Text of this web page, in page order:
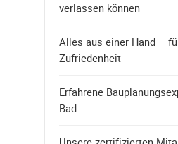
verlassen können
Alles aus einer Hand –
Zufriedenheit
Erfahrene
Bad